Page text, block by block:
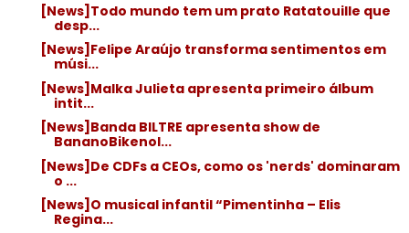
[News]Todo mundo tem um prato Ratatouille que
desp...
[News]Felipe Araújo transforma sentimentos em
músi...
[News]Malka Julieta apresenta primeiro álbum
intit...
[News]Banda BILTRE apresenta show de
BananoBikenol...
[News]De CDFs a CEOs, como os 'nerds' dominaram
o ...
[News]O musical infantil “Pimentinha – Elis
Regina...